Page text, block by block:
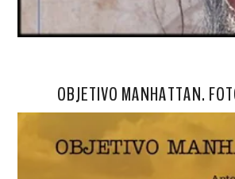
OBJETIVO MANHATTAN.